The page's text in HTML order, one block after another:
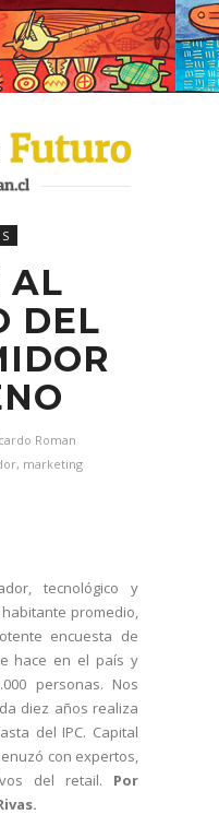
AL
DEL
Roman
, marketing
tecnológico y
promedio,
encuesta de
hace en el país y
personas. Nos
diez años realiza
del IPC. Capital
con expertos,
del retail. Por